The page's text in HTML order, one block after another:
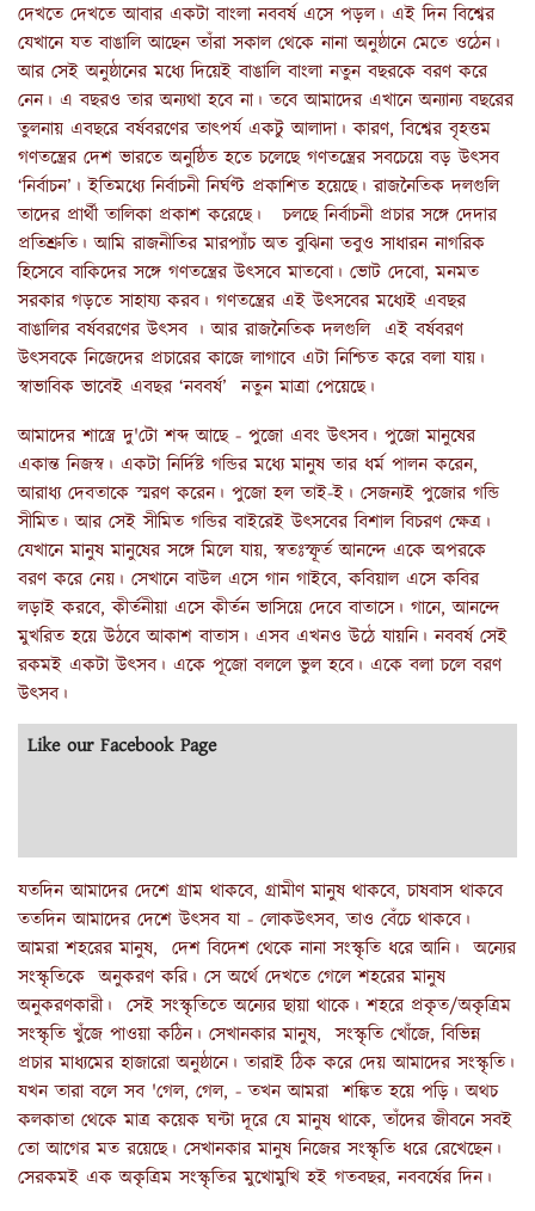
দেখতে দেখতে আবার একটা বাংলা নববর্ষ এসে পড়ল। এই দিন বিশ্বের
যেখানে যত বাঙালি আছেন তাঁরা সকাল থেকে নানা অনুষ্ঠানে মেতে ওঠেন।
আর সেই অনুষ্ঠানের মধ্যে দিয়েই বাঙালি বাংলা নতুন বছরকে বরণ করে
নেন। এ বছরও তার অন্যথা হবে না। তবে আমাদের এখানে অন্যান্য বছরের
তুলনায় এবছরে বর্ষবরণের তাৎপর্য একটু আলাদা। কারণ, বিশ্বের বৃহত্তম
গণতন্ত্রের দেশ ভারতে অনুষ্ঠিত হতে চলেছে গণতন্ত্রের সবচেয়ে বড় উৎসব
‘নির্বাচন’। ইতিমধ্যে নির্বাচনী নির্ঘণ্ট প্রকাশিত হয়েছে। রাজনৈতিক দলগুলি
তাদের প্রার্থী তালিকা প্রকাশ করেছে। চলছে নির্বাচনী প্রচার সঙ্গে দেদার
প্রতিশ্রুতি। আমি রাজনীতির মারপ্যাঁচ অত বুঝিনা তবুও সাধারন নাগরিক
হিসেবে বাকিদের সঙ্গে গণতন্ত্রের উৎসবে মাতবো। ভোট দেবো, মনমত
সরকার গড়তে সাহায্য করব। গণতন্ত্রের এই উৎসবের মধ্যেই এবছর
বাঙালির বর্ষবরণের উৎসব । আর রাজনৈতিক দলগুলি এই বর্ষবরণ
উৎসবকে নিজেদের প্রচারের কাজে লাগাবে এটা নিশ্চিত করে বলা যায়।
স্বাভাবিক ভাবেই এবছর ‘নববর্ষ’ নতুন মাত্রা পেয়েছে।
আমাদের শাস্ত্রে দু'টো শব্দ আছে - পুজো এবং উৎসব। পুজো মানুষের
একান্ত নিজস্ব। একটা নির্দিষ্ট গন্ডির মধ্যে মানুষ তার ধর্ম পালন করেন,
আরাধ্য দেবতাকে স্মরণ করেন। পুজো হল তাই-ই। সেজন্যই পুজোর গন্ডি
সীমিত। আর সেই সীমিত গন্ডির বাইরেই উৎসবের বিশাল বিচরণ ক্ষেত্র।
যেখানে মানুষ মানুষের সঙ্গে মিলে যায়, স্বতঃস্ফূর্ত আনন্দে একে অপরকে
বরণ করে নেয়। সেখানে বাউল এসে গান গাইবে, কবিয়াল এসে কবির
লড়াই করবে, কীর্তনীয়া এসে কীর্তন ভাসিয়ে দেবে বাতাসে। গানে, আনন্দে
মুখরিত হয়ে উঠবে আকাশ বাতাস। এসব এখনও উঠে যায়নি। নববর্ষ সেই
রকমই একটা উৎসব। একে পূজো বললে ভুল হবে। একে বলা চলে বরণ
উৎসব।
Like our Facebook Page
যতদিন আমাদের দেশে গ্রাম থাকবে, গ্রামীণ মানুষ থাকবে, চাষবাস থাকবে
ততদিন আমাদের দেশে উৎসব যা - লোকউৎসব, তাও বেঁচে থাকবে।
আমরা শহরের মানুষ, দেশ বিদেশ থেকে নানা সংস্কৃতি ধরে আনি। অন্যের
সংস্কৃতিকে অনুকরণ করি। সে অর্থে দেখতে গেলে শহরের মানুষ
অনুকরণকারী। সেই সংস্কৃতিতে অন্যের ছায়া থাকে। শহরে প্রকৃত/অকৃত্রিম
সংস্কৃতি খুঁজে পাওয়া কঠিন। সেখানকার মানুষ, সংস্কৃতি খোঁজে, বিভিন্ন
প্রচার মাধ্যমের হাজারো অনুষ্ঠানে। তারাই ঠিক করে দেয় আমাদের সংস্কৃতি।
যখন তারা বলে সব 'গেল, গেল, - তখন আমরা শঙ্কিত হয়ে পড়ি। অথচ
কলকাতা থেকে মাত্র কয়েক ঘন্টা দূরে যে মানুষ থাকে, তাঁদের জীবনে সবই
তো আগের মত রয়েছে। সেখানকার মানুষ নিজের সংস্কৃতি ধরে রেখেছেন।
সেরকমই এক অকৃত্রিম সংস্কৃতির মুখোমুখি হই গতবছর, নববর্ষের দিন।